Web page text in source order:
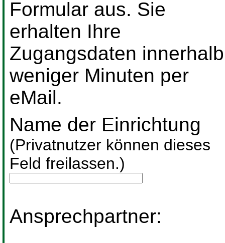
Formular aus. Sie
erhalten Ihre
Zugangsdaten innerhalb
weniger Minuten per
eMail.
Name der Einrichtung
(Privatnutzer können dieses
Feld freilassen.)
Ansprechpartner: